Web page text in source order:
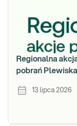
Regionalna
pobrań
13 lipca 2026